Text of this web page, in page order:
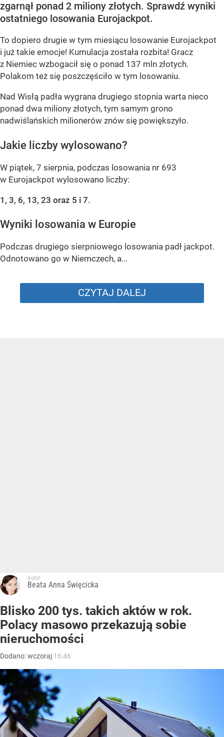
zgarnął ponad 2 miliony złotych. Sprawdź wyniki
ostatniego losowania Eurojackpot.
To dopiero drugie w tym miesiącu losowanie Eurojackpot
i już takie emocje! Kumulacja została rozbita! Gracz
z Niemiec wzbogacił się o ponad 137 mln złotych.
Polakom też się poszczęściło w tym losowaniu.
Nad Wisłą padła wygrana drugiego stopnia warta nieco
ponad dwa miliony złotych, tym samym grono
nadwiślańskich milionerów znów się powiększyło.
Jakie liczby wylosowano?
W piątek, 7 sierpnia, podczas losowania nr 693
w Eurojackpot wylosowano liczby:
1, 3, 6, 13, 23 oraz 5 i 7.
Wyniki losowania w Europie
Podczas drugiego sierpniowego losowania padł jackpot.
Odnotowano go w Niemczech, a...
CZYTAJ DALEJ
Autor:
Beata Anna Święcicka
Blisko 200 tys. takich aktów w rok.
Polacy masowo przekazują sobie
nieruchomości
Dodano:wczoraj 16:46